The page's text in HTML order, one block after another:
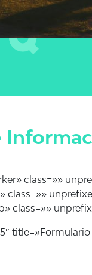
class=»»
class=»»
class=»»